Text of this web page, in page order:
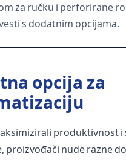
za ručku i perforirane
s dodatnim opcijama.
opcija za
produktivnost
proizvođači nude razne